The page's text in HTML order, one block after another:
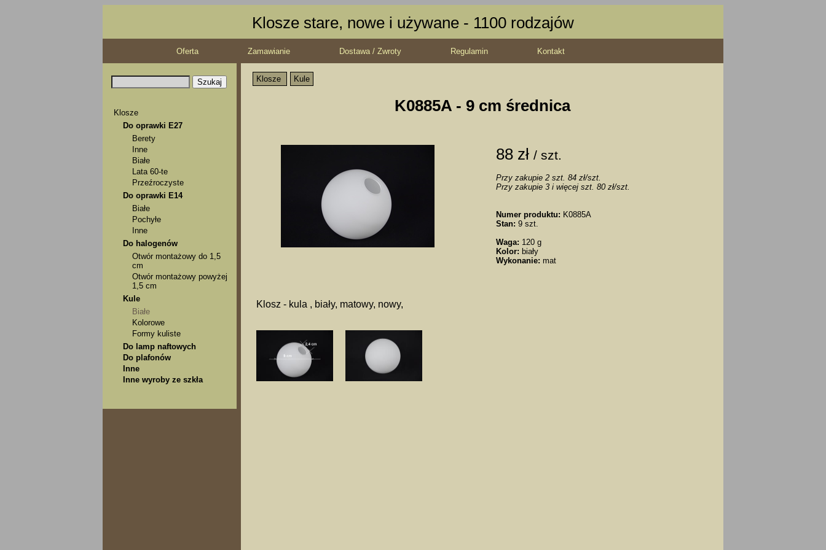
Klosze stare, nowe i używane - 1100 rodzajów
Oferta Zamawianie Dostawa / Zwroty Regulamin Kontakt
Klosze
Do oprawki E27
Berety
Inne
Białe
Lata 60-te
Przeźroczyste
Do oprawki E14
Białe
Pochyłe
Inne
Do halogenów
Otwór montażowy do 1,5
cm
Otwór montażowy powyżej
1,5 cm
Kule
Białe
Kolorowe
Formy kuliste
Do lamp naftowych
Do plafonów
Inne
Inne wyroby ze szkła
Klosze Kule
K0885A - 9 cm średnica
88 zł / szt.
Przy zakupie 2 szt. 84 zł/szt.
Przy zakupie 3 i więcej szt. 80 zł/szt.
Numer produktu: K0885A
Stan: 9 szt.
Waga: 120 g
Kolor: biały
Wykonanie: mat
Klosz - kula , biały, matowy, nowy,